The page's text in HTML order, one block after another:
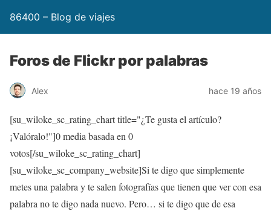
86400 – Blog de viajes
Foros de Flickr por palabras
Alex hace 19 años
[su_wiloke_sc_rating_chart title="¿Te gusta el artículo?
¡Valóralo!"]0media basada en 0
votos[/su_wiloke_sc_rating_chart]
[su_wiloke_sc_company_website]Si te digo que simplemente
metes una palabra y te salen fotografías que tienen que ver con esa
palabra no te digo nada nuevo. Pero… si te digo que de esa